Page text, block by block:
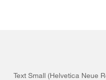
Text Small (Helvetica Neue